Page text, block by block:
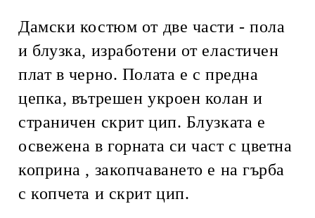
Дамски костюм от две части - пола
и блузка, изработени от еластичен
плат в черно. Полата е с предна
цепка, вътрешен укроен колан и
страничен скрит цип. Блузката е
освежена в горната си част с цветна
коприна , закопчаването е на гърба
с копчета и скрит цип.